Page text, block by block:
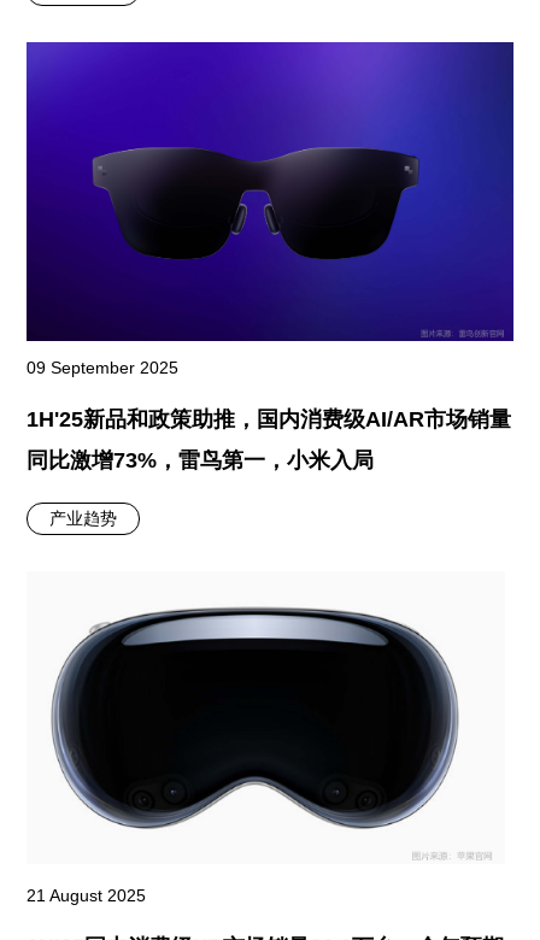
09 September 2025
1H'25新品和政策助推，国内消费级AI/AR市场销量
同比激增73%，雷鸟第一，小米入局
产业趋势
21 August 2025